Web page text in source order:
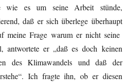
wie es um seine Arbeit stünde,
daß er sich überlege überhaupt
meine Frage warum er nicht seine
antwortete er „daß es doch keinen
des Klimawandels und daß der
Ich fragte ihn, ob er diesen